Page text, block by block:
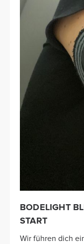
BODELIGHT
START
Wir führen dich